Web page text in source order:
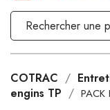
COTRAC
engins TP
PACK